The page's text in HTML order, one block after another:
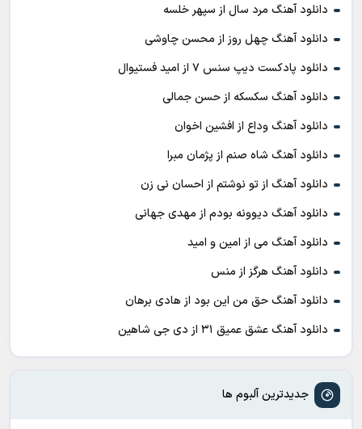
دانلود آهنگ مرد سال از سپهر خلسه
دانلود آهنگ چهل روز از محسن چاوشی
دانلود پادکست ديپ سنس ۷ از اميد فستيوال
دانلود آهنگ سکسکه از حسن جمالی
دانلود آهنگ وداع از افشين اخوان
دانلود آهنگ شاه صنم از پژمان مبرا
دانلود آهنگ از تو نوشتم از احسان نی زن
دانلود آهنگ دیوونه بودم از مهدی جهانی
دانلود آهنگ می از امین و امید
دانلود آهنگ هرگز از منس
دانلود آهنگ حق من این بود از هادی برهان
دانلود آهنگ عشق عمیق ۳۱ از دی جی شاهین
جدیدترین آلبوم ها